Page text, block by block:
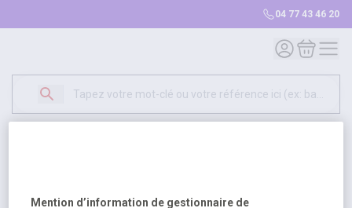
04 77 43 46 20
Mon compte
Mon
Mention d’information de gestionnaire de